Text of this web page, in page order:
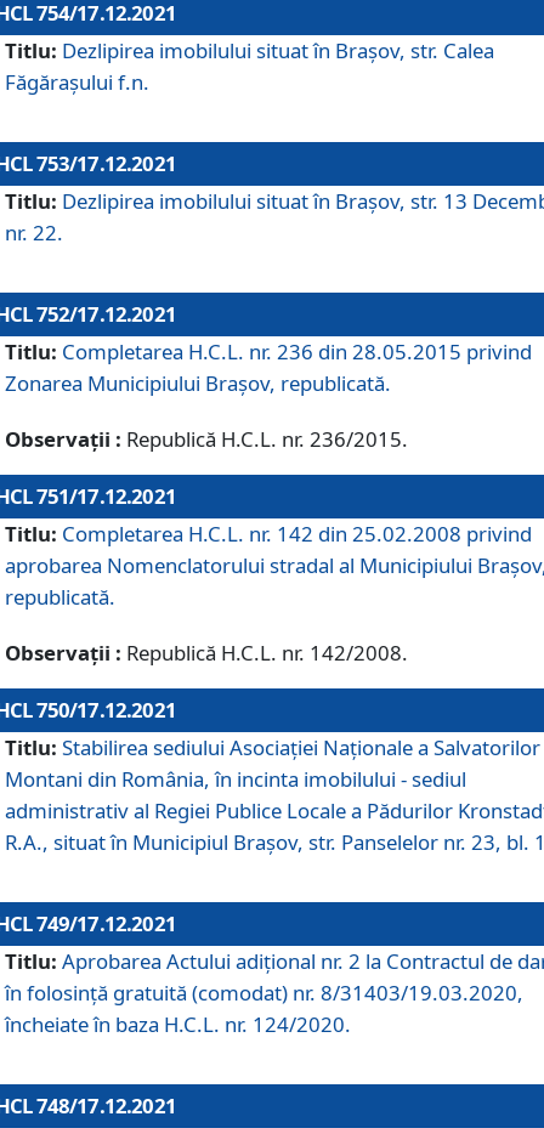
754/17.12.2021
Titlu: Dezlipirea imobilului situat în Brașov, str. Calea
Făgărașului f.n.
753/17.12.2021
Titlu: Dezlipirea imobilului situat în Brașov, str. 13
nr. 22.
752/17.12.2021
Titlu: Completarea H.C.L. nr. 236 din 28.05.2015 privind
Zonarea Municipiului Braşov, republicată.
Observații : Republică H.C.L. nr. 236/2015.
751/17.12.2021
Titlu: Completarea H.C.L. nr. 142 din 25.02.2008 privind
aprobarea Nomenclatorului stradal al Municipiului
republicată.
Observații : Republică H.C.L. nr. 142/2008.
750/17.12.2021
Titlu: Stabilirea sediului Asociației Naționale a Salvatorilor
Montani din România, în incinta imobilului - sediul
administrativ al Regiei Publice Locale a Pădurilor
R.A., situat în Municipiul Braşov, str. Panselelor nr. 23, bl.
749/17.12.2021
Titlu: Aprobarea Actului adițional nr. 2 la Contractul de
în folosință gratuită (comodat) nr. 8/31403/19.03.2020,
încheiate în baza H.C.L. nr. 124/2020.
748/17.12.2021